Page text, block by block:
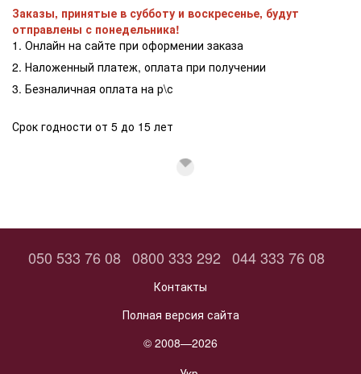
Заказы, принятые в субботу и воскресенье, будут
отправлены с понедельника!
1. Онлайн на сайте при оформении заказа
2. Наложенный платеж, оплата при получении
3. Безналичная оплата на р\с
Срок годности от 5 до 15 лет
050 533 76 08 0800 333 292 044 333 76 08
Контакты
Полная версия сайта
© 2008—2026